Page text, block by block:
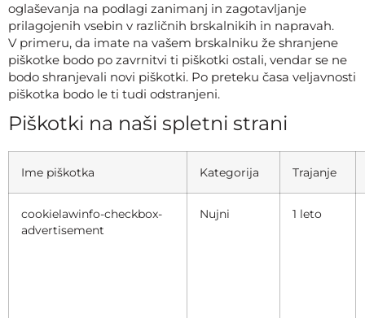
oglaševanja na podlagi zanimanj in zagotavljanje
prilagojenih vsebin v različnih brskalnikih in napravah.
V primeru, da imate na vašem brskalniku že shranjene
piškotke bodo po zavrnitvi ti piškotki ostali, vendar se ne
bodo shranjevali novi piškotki. Po preteku časa veljavnosti
piškotka bodo le ti tudi odstranjeni.
Piškotki na naši spletni strani
Ime piškotka Kategorija Trajanje
cookielawinfo-checkbox-
advertisement
Nujni 1 leto